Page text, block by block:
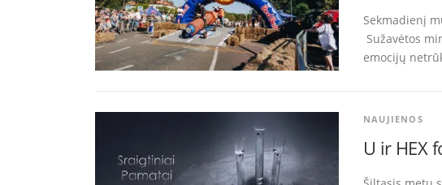
Sekmadienį
Sužavėtos
emocijų
NAUJIENOS
U ir HEX